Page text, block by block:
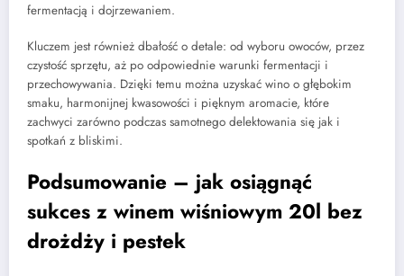
fermentacją i dojrzewaniem.
Kluczem jest również dbałość o detale: od wyboru owoców, przez
czystość sprzętu, aż po odpowiednie warunki fermentacji i
przechowywania. Dzięki temu można uzyskać wino o głębokim
smaku, harmonijnej kwasowości i pięknym aromacie, które
zachwyci zarówno podczas samotnego delektowania się jak i
spotkań z bliskimi.
Podsumowanie – jak osiągnąć
sukces z winem wiśniowym 20l bez
drożdży i pestek